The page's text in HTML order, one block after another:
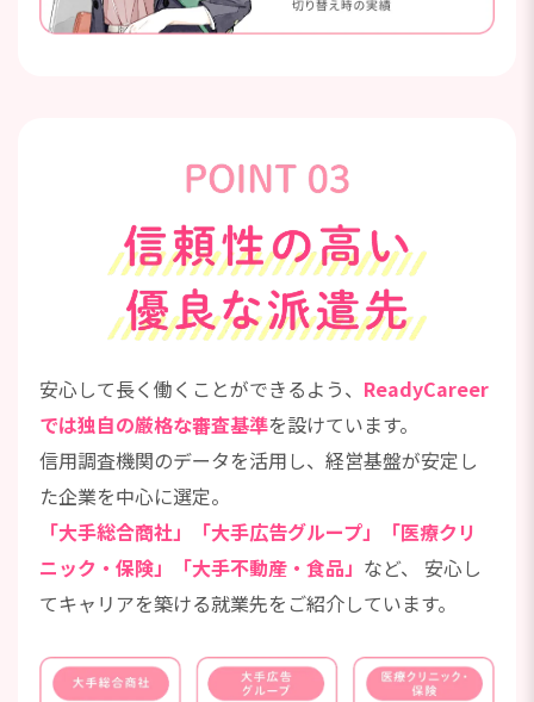
安心して長く働くことができるよう、 ReadyCareer
では独自の厳格な審査基準を設けています。
信用調査機関のデータを活用し、経営基盤が安定し
た企業を中心に選定。
「大手総合商社」「大手広告グループ」「医療クリ
ニック・保険」「大手不動産・食品」 など、
安心し
てキャリアを築ける就業先をご紹介しています。